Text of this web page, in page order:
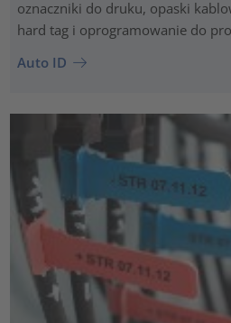
oznaczniki do druku, opaski
hard tag i oprogramowanie do
Auto ID